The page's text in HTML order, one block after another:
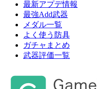
最新アプデ情報
最強Add武器
メダル一覧
よく使う防具
ガチャまとめ
武器評価一覧